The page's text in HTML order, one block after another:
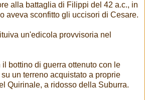
alla battaglia di Filippi del 42 a.c., in
aveva sconfitto gli uccisori di Cesare.
un'edicola provvisoria nel
bottino di guerra ottenuto con le
un terreno acquistato a proprie
Quirinale, a ridosso della Suburra.